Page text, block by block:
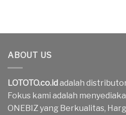
ABOUT US
LOTOTO.co.idadalah distributor
Fokus kami adalah
ONEBIZ yang Berkualitas,